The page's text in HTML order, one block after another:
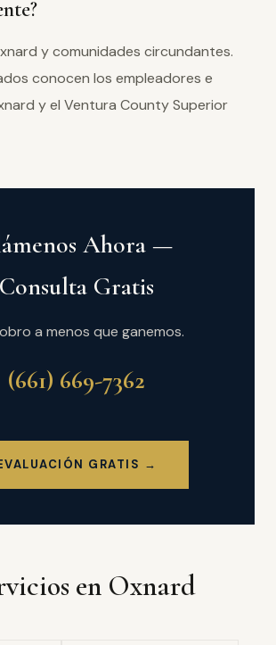
y comunidades circundantes.
conocen los empleadores e
y el Ventura County Superior
Ahora —
Consulta Gratis
a menos que ganemos.
(661) 669-7362
GRATIS →
en Oxnard